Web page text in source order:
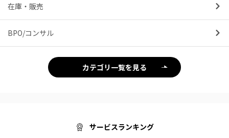
在庫・販売
BPO/コンサル
カテゴリ一覧を見る
サービスランキング